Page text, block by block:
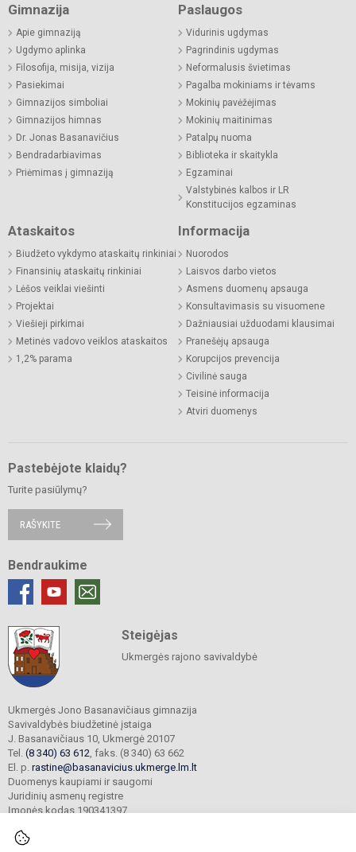
Gimnazija
Apie gimnaziją
Ugdymo aplinka
Filosofija, misija, vizija
Pasiekimai
Gimnazijos simboliai
Gimnazijos himnas
Dr. Jonas Basanavičius
Bendradarbiavimas
Priėmimas į gimnaziją
Paslaugos
Vidurinis ugdymas
Pagrindinis ugdymas
Neformalusis švietimas
Pagalba mokiniams ir tėvams
Mokinių pavėžėjimas
Mokinių maitinimas
Patalpų nuoma
Biblioteka ir skaitykla
Egzaminai
Valstybinės kalbos ir LR
Konstitucijos egzaminas
Ataskaitos
Biudžeto vykdymo ataskaitų rinkiniai
Finansinių ataskaitų rinkiniai
Lėšos veiklai viešinti
Projektai
Viešieji pirkimai
Metinės vadovo veiklos ataskaitos
1,2% parama
Informacija
Nuorodos
Laisvos darbo vietos
Asmens duomenų apsauga
Konsultavimasis su visuomene
Dažniausiai užduodami klausimai
Pranešėjų apsauga
Korupcijos prevencija
Civilinė sauga
Teisinė informacija
Atviri duomenys
Pastebėjote klaidų?
Turite pasiūlymų?
RAŠYKITE
Bendraukime
Steigėjas
Ukmergės rajono savivaldybė
Ukmergės Jono Basanavičiaus gimnazija
Savivaldybės biudžetinė įstaiga
J. Basanavičiaus 10, Ukmergė 20107
Tel. (8 340) 63 612 , faks. (8 340) 63 662
El. p. rastine@basanavicius.ukmerge.lm.lt
Duomenys kaupiami ir saugomi
Juridinių asmenų registre
Įmonės kodas 190341397